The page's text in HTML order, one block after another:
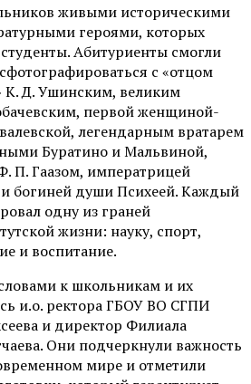
живыми историческими
героями, которых
Абитуриенты смогли
с «отцом
К. Д. Ушинским, великим
первой женщиной-
легендарным вратарем
Буратино и Мальвиной,
П. Гаазом, императрицей
богиней души Психеей. Каждый
одну из граней
жизни: науку, спорт,
и воспитание.
к школьникам и их
и.о. ректора ГБОУ ВО СГПИ
и директор Филиала
Они подчеркнули важность
мире и отметили